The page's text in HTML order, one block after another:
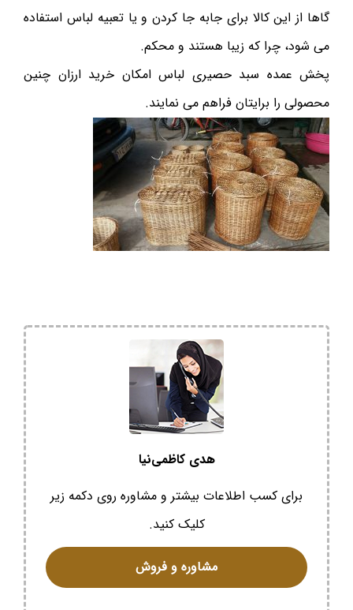
گاها از این کالا برای جابه جا کردن و یا تعبیه لباس استفاده
می شود، چرا که زیبا هستند و محکم.
پخش عمده سبد حصیری لباس امکان خرید ارزان چنین
محصولی را برایتان فراهم می نمایند.
هدی کاظمی‌نیا
برای کسب اطلاعات بیشتر و مشاوره روی دکمه زیر
کلیک کنید.
مشاوره و فروش